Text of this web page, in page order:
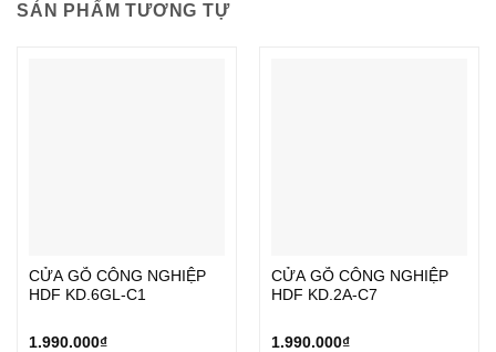
SẢN PHẨM TƯƠNG TỰ
CỬA GỖ CÔNG NGHIỆP
HDF KD.6GL-C1
1.990.000₫
CỬA GỖ CÔNG NGHIỆP
HDF KD.2A-C7
1.990.000₫